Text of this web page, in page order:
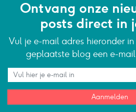
Ontvang onze
posts direct in
Vul je e-mail adres hieronder
geplaatste blog een e-
Aanmelden